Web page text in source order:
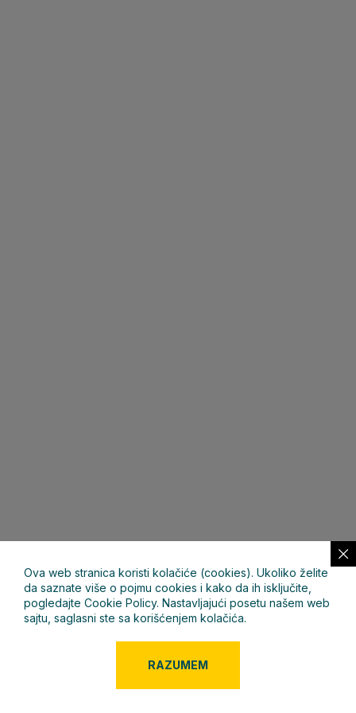
Ova web stranica koristi kolačiće (cookies). Ukoliko želite
da saznate više o pojmu cookies i kako da ih isključite,
pogledajte Cookie Policy. Nastavljajući posetu našem web
sajtu, saglasni ste sa korišćenjem kolačića.
RAZUMEM